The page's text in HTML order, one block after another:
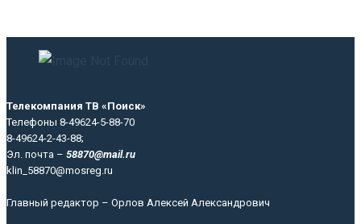
Телекомпания ТВ «Поиск»
Телефоны 8-49624-5-88-70
8-49624-2-43-88;
Эл. почта – 58870@mail.ru
klin_58870@mosreg.ru
Главный редактор – Орлов Алексей Александрович